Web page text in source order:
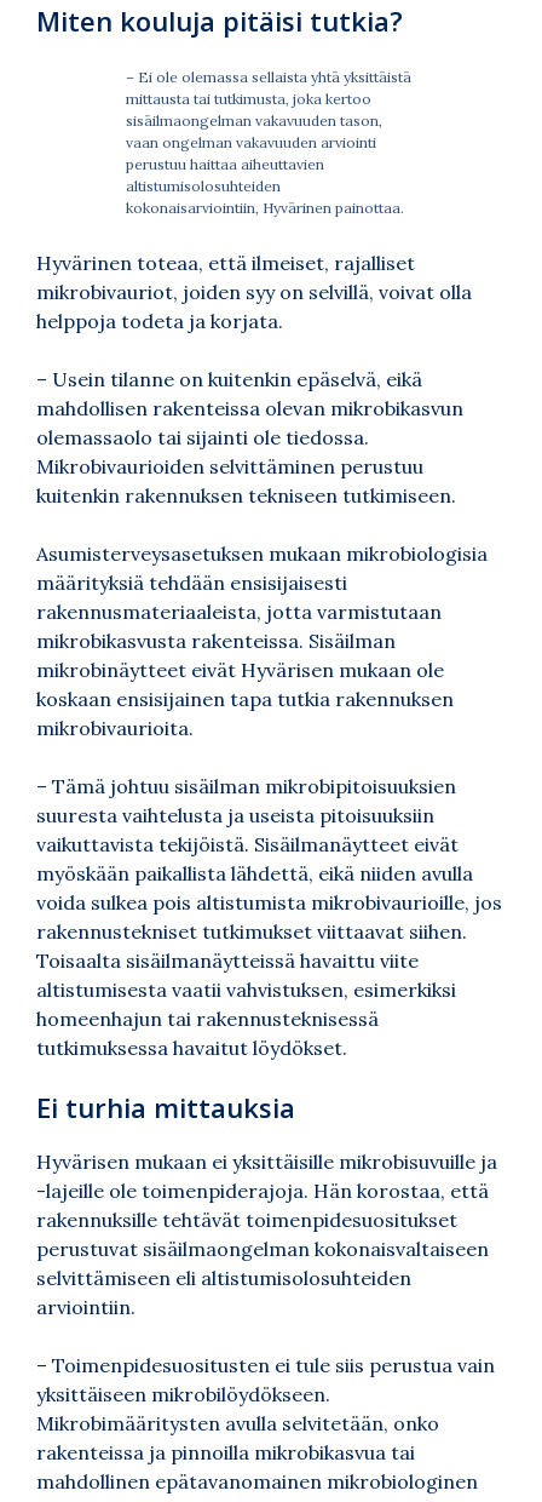
Miten kouluja pitäisi tutkia?
– Ei ole olemassa sellaista yhtä yksittäistä
mittausta tai tutkimusta, joka kertoo
sisäilmaongelman vakavuuden tason,
vaan ongelman vakavuuden arviointi
perustuu haittaa aiheuttavien
altistumisolosuhteiden
kokonaisarviointiin, Hyvärinen painottaa.
Hyvärinen toteaa, että ilmeiset, rajalliset
mikrobivauriot, joiden syy on selvillä, voivat olla
helppoja todeta ja korjata.
– Usein tilanne on kuitenkin epäselvä, eikä
mahdollisen rakenteissa olevan mikrobikasvun
olemassaolo tai sijainti ole tiedossa.
Mikrobivaurioiden selvittäminen perustuu
kuitenkin rakennuksen tekniseen tutkimiseen.
Asumisterveysasetuksen mukaan mikrobiologisia
määrityksiä tehdään ensisijaisesti
rakennusmateriaaleista, jotta varmistutaan
mikrobikasvusta rakenteissa. Sisäilman
mikrobinäytteet eivät Hyvärisen mukaan ole
koskaan ensisijainen tapa tutkia rakennuksen
mikrobivaurioita.
– Tämä johtuu sisäilman mikrobipitoisuuksien
suuresta vaihtelusta ja useista pitoisuuksiin
vaikuttavista tekijöistä. Sisäilmanäytteet eivät
myöskään paikallista lähdettä, eikä niiden avulla
voida sulkea pois altistumista mikrobivaurioille, jos
rakennustekniset tutkimukset viittaavat siihen.
Toisaalta sisäilmanäytteissä havaittu viite
altistumisesta vaatii vahvistuksen, esimerkiksi
homeenhajun tai rakennusteknisessä
tutkimuksessa havaitut löydökset.
Ei turhia mittauksia
Hyvärisen mukaan ei yksittäisille mikrobisuvuille ja
-lajeille ole toimenpiderajoja. Hän korostaa, että
rakennuksille tehtävät toimenpidesuositukset
perustuvat sisäilmaongelman kokonaisvaltaiseen
selvittämiseen eli altistumisolosuhteiden
arviointiin.
– Toimenpidesuositusten ei tule siis perustua vain
yksittäiseen mikrobilöydökseen.
Mikrobimääritysten avulla selvitetään, onko
rakenteissa ja pinnoilla mikrobikasvua tai
mahdollinen epätavanomainen mikrobiologinen